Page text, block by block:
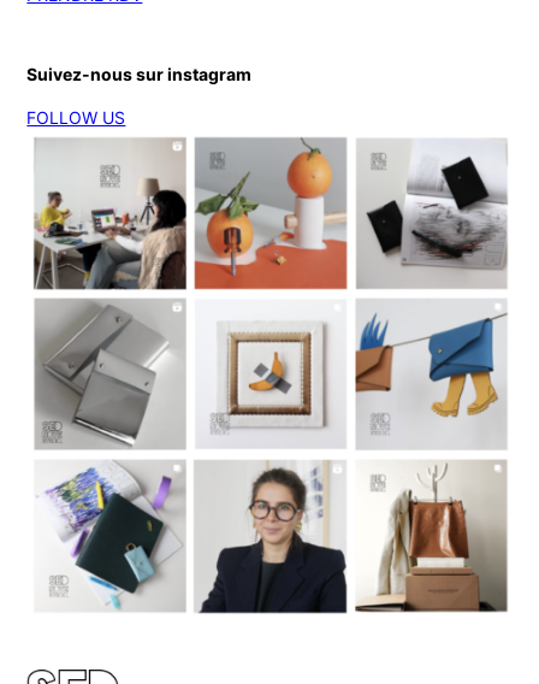
Suivez-nous sur instagram
FOLLOW US